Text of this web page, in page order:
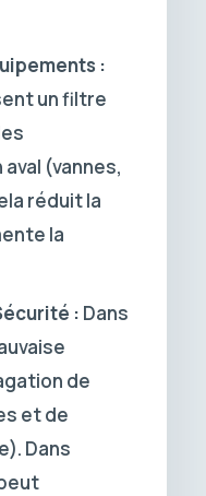
:
un filtre
(vannes,
réduit la
la
: Dans
de
et de
Dans